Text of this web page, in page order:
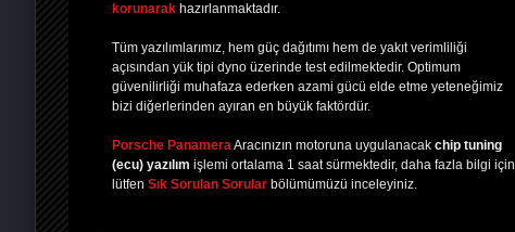
korunarak hazırlanmaktadır.
Tüm yazılımlarımız, hem güç dağıtımı hem de yakıt verimliliği
açısından yük tipi dyno üzerinde test edilmektedir. Optimum
güvenilirliği muhafaza ederken azami gücü elde etme yeteneğimiz
bizi diğerlerinden ayıran en büyük faktördür.
Porsche PanameraAracınızın motoruna uygulanacak chip tuning
(ecu) yazılım işlemi ortalama 1 saat sürmektedir, daha fazla bilgi için
lütfen Sık Sorulan Sorular bölümümüzü inceleyiniz.